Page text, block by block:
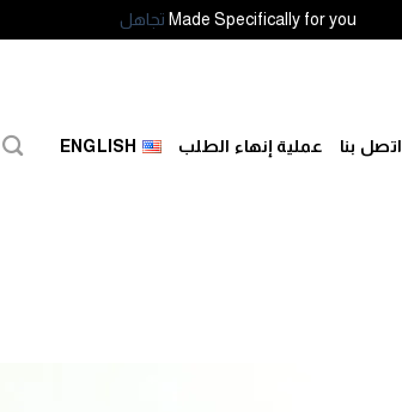
Made Specifically for you تجاهل
اتصل بنا عملية إنهاء الطلب ENGLISH